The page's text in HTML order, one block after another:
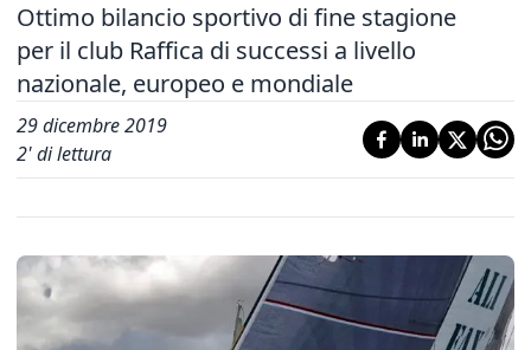
Ottimo bilancio sportivo di fine stagione
per il club Raffica di successi a livello
nazionale, europeo e mondiale
29 dicembre 2019
2' di lettura